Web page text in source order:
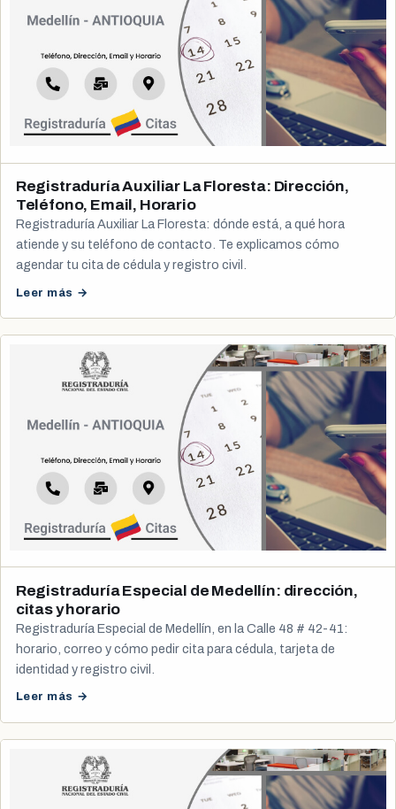
Registraduría Auxiliar La Floresta: Dirección,
Teléfono, Email, Horario
Registraduría Auxiliar La Floresta: dónde está, a qué hora
atiende y su teléfono de contacto. Te explicamos cómo
agendar tu cita de cédula y registro civil.
Leer más →
Registraduría Especial de Medellín: dirección,
citas y horario
Registraduría Especial de Medellín, en la Calle 48 # 42-41:
horario, correo y cómo pedir cita para cédula, tarjeta de
identidad y registro civil.
Leer más →